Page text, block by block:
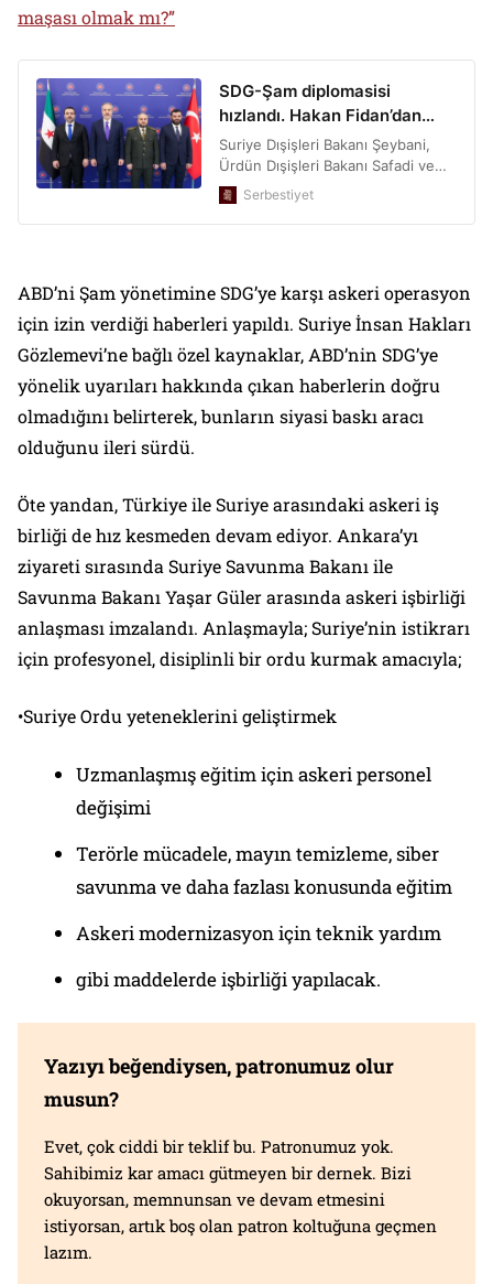
maşası olmak mı?”
ABD’ni Şam yönetimine SDG’ye karşı askeri operasyon
için izin verdiği haberleri yapıldı. Suriye İnsan Hakları
Gözlemevi’ne bağlı özel kaynaklar, ABD’nin SDG’ye
yönelik uyarıları hakkında çıkan haberlerin doğru
olmadığını belirterek, bunların siyasi baskı aracı
olduğunu ileri sürdü.
Öte yandan, Türkiye ile Suriye arasındaki askeri iş
birliği de hız kesmeden devam ediyor. Ankara’yı
ziyareti sırasında Suriye Savunma Bakanı ile
Savunma Bakanı Yaşar Güler arasında askeri işbirliği
anlaşması imzalandı. Anlaşmayla; Suriye’nin istikrarı
için profesyonel, disiplinli bir ordu kurmak amacıyla;
•Suriye Ordu yeteneklerini geliştirmek
Uzmanlaşmış eğitim için askeri personel
değişimi
Terörle mücadele, mayın temizleme, siber
savunma ve daha fazlası konusunda eğitim
Askeri modernizasyon için teknik yardım
gibi maddelerde işbirliği yapılacak.
Yazıyı beğendiysen, patronumuz olur
musun?
Evet, çok ciddi bir teklif bu. Patronumuz yok.
Sahibimiz kar amacı gütmeyen bir dernek. Bizi
okuyorsan, memnunsan ve devam etmesini
istiyorsan, artık boş olan patron koltuğuna geçmen
lazım.